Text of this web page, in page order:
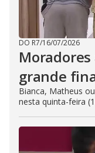
DO R7/16/07/2026
grande
Bianca, Matheus
nesta quinta-feira